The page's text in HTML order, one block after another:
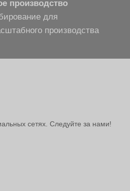
производство
для
производства
сетях. Следуйте за нами!